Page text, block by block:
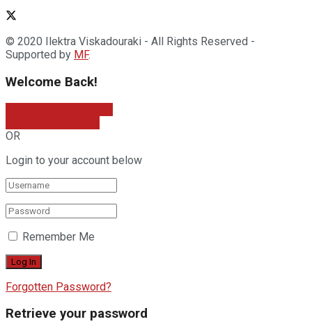
© 2020 Ilektra Viskadouraki - All Rights Reserved -
Supported by MF.
Welcome Back!
OR
Login to your account below
Remember Me
Forgotten Password?
Retrieve your password